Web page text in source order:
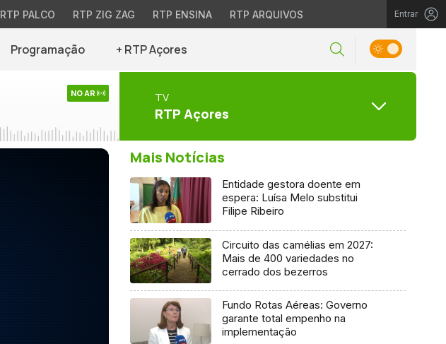
RTP PALCO RTP ZIG ZAG RTP ENSINA RTP ARQUIVOS Entrar
Programação + RTP Açores
NO AR TV
RTP Açores
Mais Notícias
Entidade gestora doente em
espera: Luísa Melo substitui
Filipe Ribeiro
Circuito das camélias em 2027:
Mais de 400 variedades no
cerrado dos bezerros
Fundo Rotas Aéreas: Governo
garante total empenho na
implementação